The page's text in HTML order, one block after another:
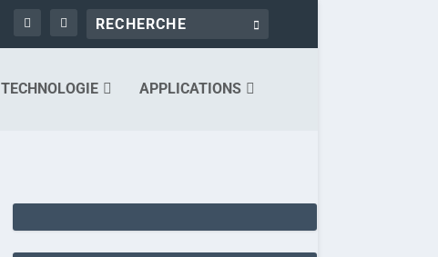
TECHNOLOGIE APPLICATIONS